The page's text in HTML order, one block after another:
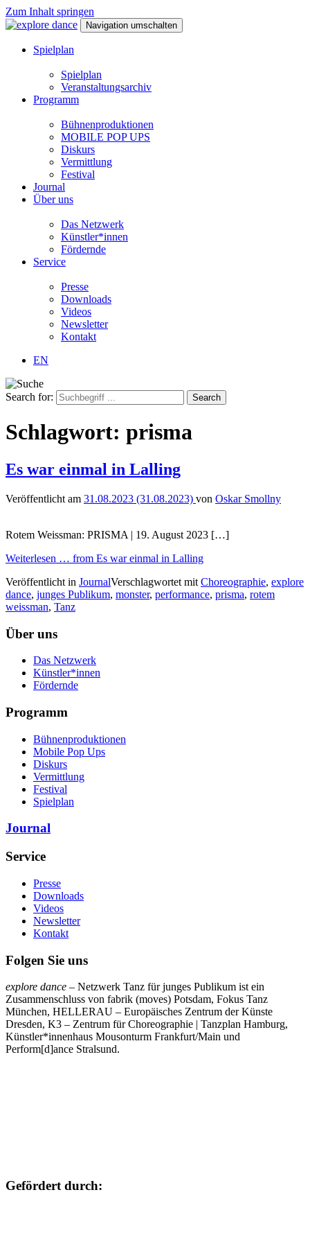
Zum Inhalt springen
Navigation umschalten
Spielplan
Spielplan
Veranstaltungsarchiv
Programm
Bühnenproduktionen
MOBILE POP UPS
Diskurs
Vermittlung
Festival
Journal
Über uns
Das Netzwerk
Künstler*innen
Fördernde
Service
Presse
Downloads
Videos
Newsletter
Kontakt
EN
Search for:
Schlagwort: prisma
Es war einmal in Lalling
Veröffentlicht am 31.08.2023 (31.08.2023) von Oskar Smollny
Rotem Weissman: PRISMA | 19. August 2023 […]
Weiterlesen … from Es war einmal in Lalling
Veröffentlicht in JournalVerschlagwortet mit Choreographie, explore
dance, junges Publikum, monster, performance, prisma, rotem
weissman, Tanz
Über uns
Das Netzwerk
Künstler*innen
Fördernde
Programm
Bühnenproduktionen
Mobile Pop Ups
Diskurs
Vermittlung
Festival
Spielplan
Journal
Service
Presse
Downloads
Videos
Newsletter
Kontakt
Folgen Sie uns
explore dance – Netzwerk Tanz für junges Publikum ist ein
Zusammenschluss von fabrik (moves) Potsdam, Fokus Tanz
München, HELLERAU – Europäisches Zentrum der Künste
Dresden, K3 – Zentrum für Choreographie | Tanzplan Hamburg,
Künstler*innenhaus Mousonturm Frankfurt/Main und
Perform[d]ance Stralsund.
Gefördert durch: